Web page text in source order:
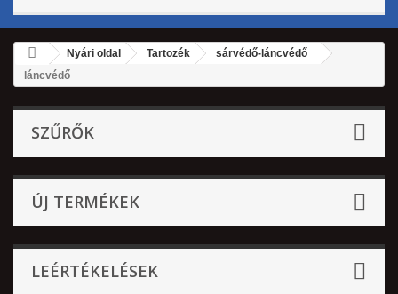
Nyári oldal Tartozék
sárvédő-láncvédő
láncvédő
SZŰRŐK
ÚJ TERMÉKEK
LEÉRTÉKELÉSEK